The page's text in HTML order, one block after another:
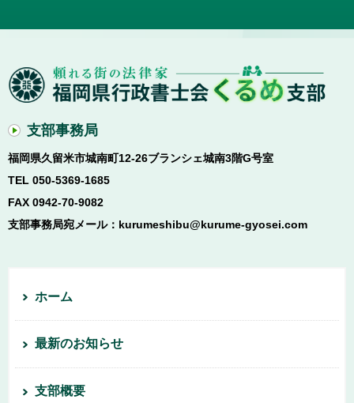
支部事務局
福岡県久留米市城南町12-26ブランシェ城南3階G号室
TEL 050-5369-1685
FAX 0942-70-9082
支部事務局宛メール：kurumeshibu@kurume-gyosei.com
ホーム
最新のお知らせ
支部概要